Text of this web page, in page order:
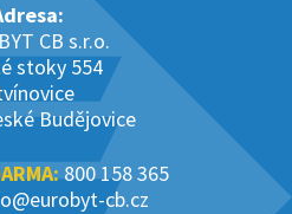
CB s.r.o.
stoky 554
Budějovice
800 158 365
cb.cz